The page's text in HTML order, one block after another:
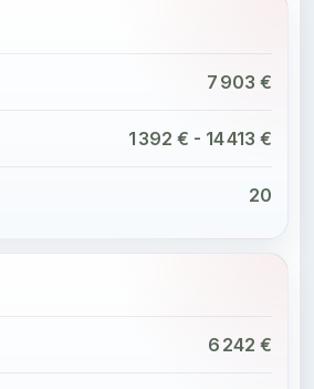
7 903 €
1 392 € - 14 413 €
20
6 242 €